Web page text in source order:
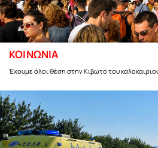
ΚΟΙΝΩΝΙΑ
Έχουμε όλοι θέση στην Κιβωτό του